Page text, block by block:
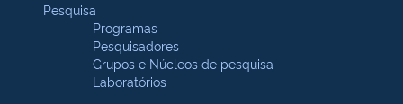
Pesquisa
Programas
Pesquisadores
Grupos e Núcleos de pesquisa
Laboratórios